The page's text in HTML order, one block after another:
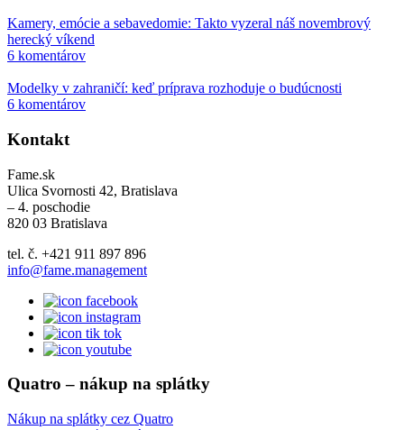
Kamery, emócie a sebavedomie: Takto vyzeral náš novembrový
herecký víkend
6 komentárov
Modelky v zahraničí: keď príprava rozhoduje o budúcnosti
6 komentárov
Kontakt
Fame.sk
Ulica Svornosti 42, Bratislava
– 4. poschodie
820 03 Bratislava
tel. č. +421 911 897 896
info@fame.management
Quatro – nákup na splátky
Nákup na splátky cez Quatro